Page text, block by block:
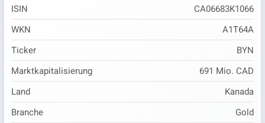
ISIN
CA06683K1066
WKN
A1T64A
Ticker
BYN
Marktkapitalisierung
691 Mio. CAD
Land
Kanada
Branche
Gold